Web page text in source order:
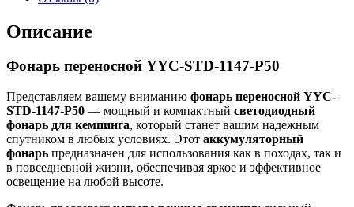
Описание
Фонарь переносной YYC-STD-1147-P50
Представляем вашему вниманию фонарь переносной YYC-
STD-1147-P50 — мощный и компактный светодиодный
фонарь для кемпинга, который станет вашим надежным
спутником в любых условиях. Этот аккумуляторный
фонарь предназначен для использования как в походах, так и
в повседневной жизни, обеспечивая яркое и эффективное
освещение на любой высоте.